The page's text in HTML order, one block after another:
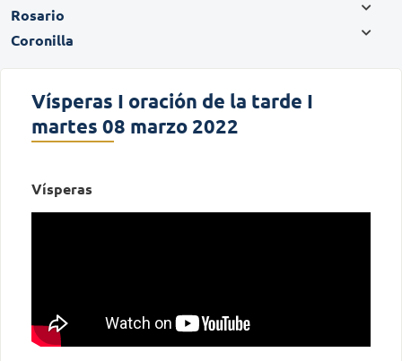
Rosario
Coronilla
Vísperas I oración de la tarde I
martes 08 marzo 2022
Vísperas